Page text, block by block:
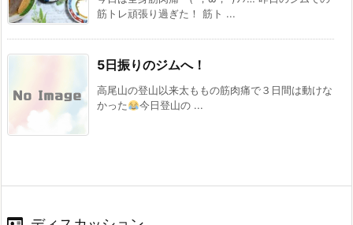
筋トレ頑張り過ぎた！ 筋ト ...
5日振りのジムへ！
高尾山の登山以来太ももの筋肉痛で３日間は動けな
かった
今日登山の ...